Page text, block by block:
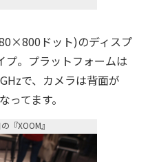
ドット)のディスプ
プ。プラットフォームは
で、カメラは背面が
てます。
『XOOM』